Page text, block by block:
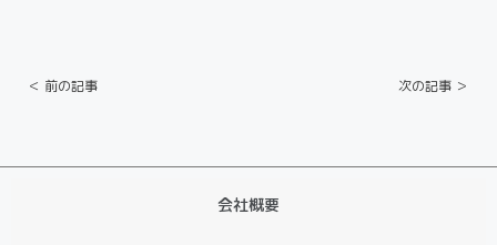
＜ 前の記事 次の記事 ＞
会社概要